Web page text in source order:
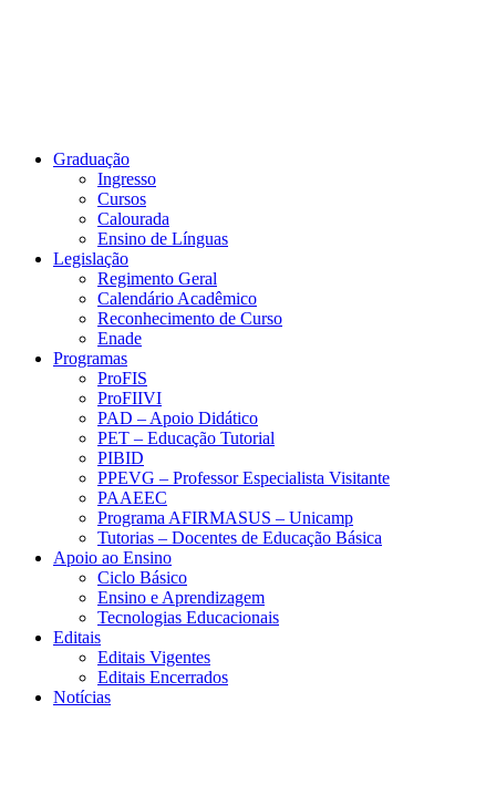
Graduação
Ingresso
Cursos
Calourada
Ensino de Línguas
Legislação
Regimento Geral
Calendário Acadêmico
Reconhecimento de Curso
Enade
Programas
ProFIS
ProFIIVI
PAD – Apoio Didático
PET – Educação Tutorial
PIBID
PPEVG – Professor Especialista Visitante
PAAEEC
Programa AFIRMASUS – Unicamp
Tutorias – Docentes de Educação Básica
Apoio ao Ensino
Ciclo Básico
Ensino e Aprendizagem
Tecnologias Educacionais
Editais
Editais Vigentes
Editais Encerrados
Notícias